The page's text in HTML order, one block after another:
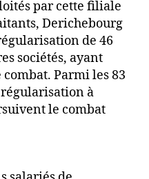
par cette filiale
Derichebourg
de 46
sociétés, ayant
Parmi les 83
à
le combat